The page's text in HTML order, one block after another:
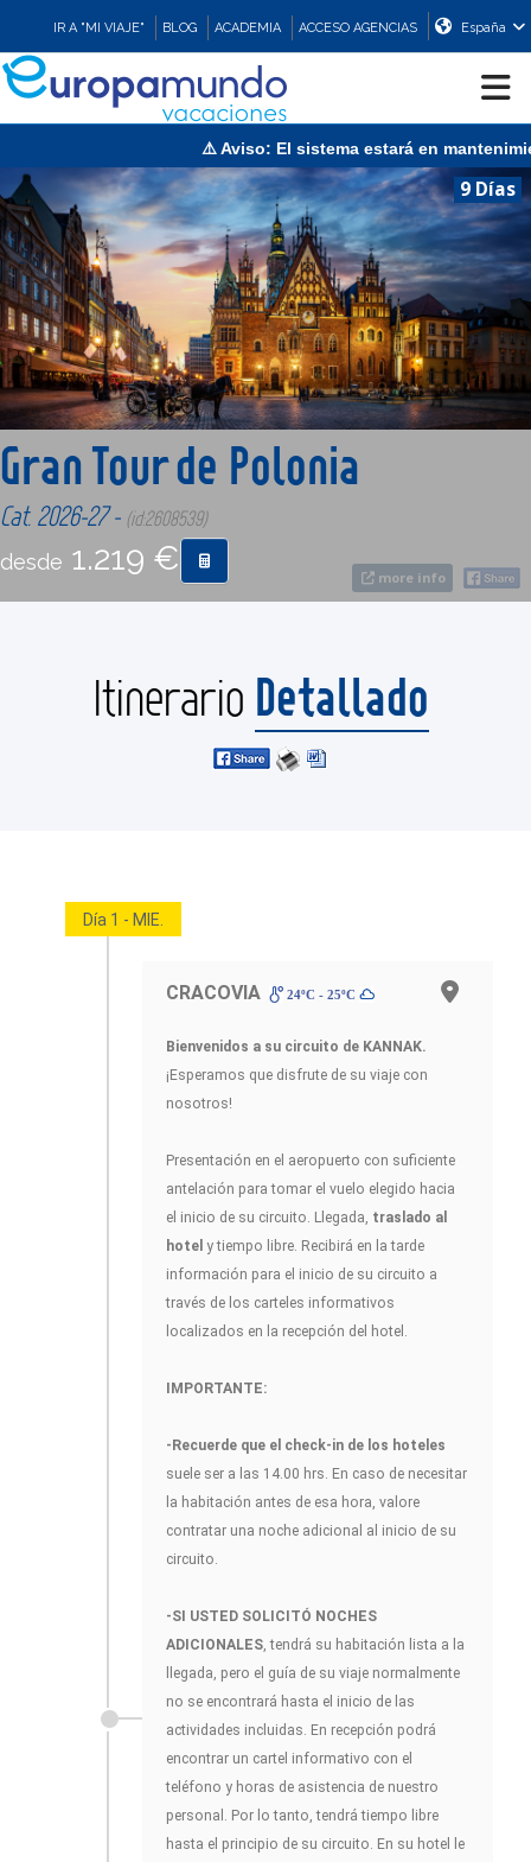
IR A "MI VIAJE" BLOG ACADEMIA ACCESO AGENCIAS España
CRUCEROS
EUROPA
ASIA
ORIENTE
PROMOCIONES
⚠️ Aviso: El sistema estará en mantenimiento el
9 Días
more info
Gran Tour de Polonia
Cat. 2026-27 - (id:2608539)
desde 1.219 €
Itinerario Detallado
Día 1 - MIE.
CRACOVIA 24ºC - 25ºC
Bienvenidos a su circuito de KANNAK.
¡Esperamos que disfrute de su viaje con
nosotros!
Presentación en el aeropuerto con suficiente
antelación para tomar el vuelo elegido hacia
el inicio de su circuito. Llegada, traslado al
hotel y tiempo libre. Recibirá en la tarde
información para el inicio de su circuito a
través de los carteles informativos
localizados en la recepción del hotel.
IMPORTANTE:
-Recuerde que el check-in de los hoteles
suele ser a las 14.00 hrs. En caso de necesitar
la habitación antes de esa hora, valore
contratar una noche adicional al inicio de su
circuito.
-SI USTED SOLICITÓ NOCHES
ADICIONALES, tendrá su habitación lista a la
llegada, pero el guía de su viaje normalmente
no se encontrará hasta el inicio de las
actividades incluidas. En recepción podrá
encontrar un cartel informativo con el
teléfono y horas de asistencia de nuestro
personal. Por lo tanto, tendrá tiempo libre
hasta el principio de su circuito. En su hotel le